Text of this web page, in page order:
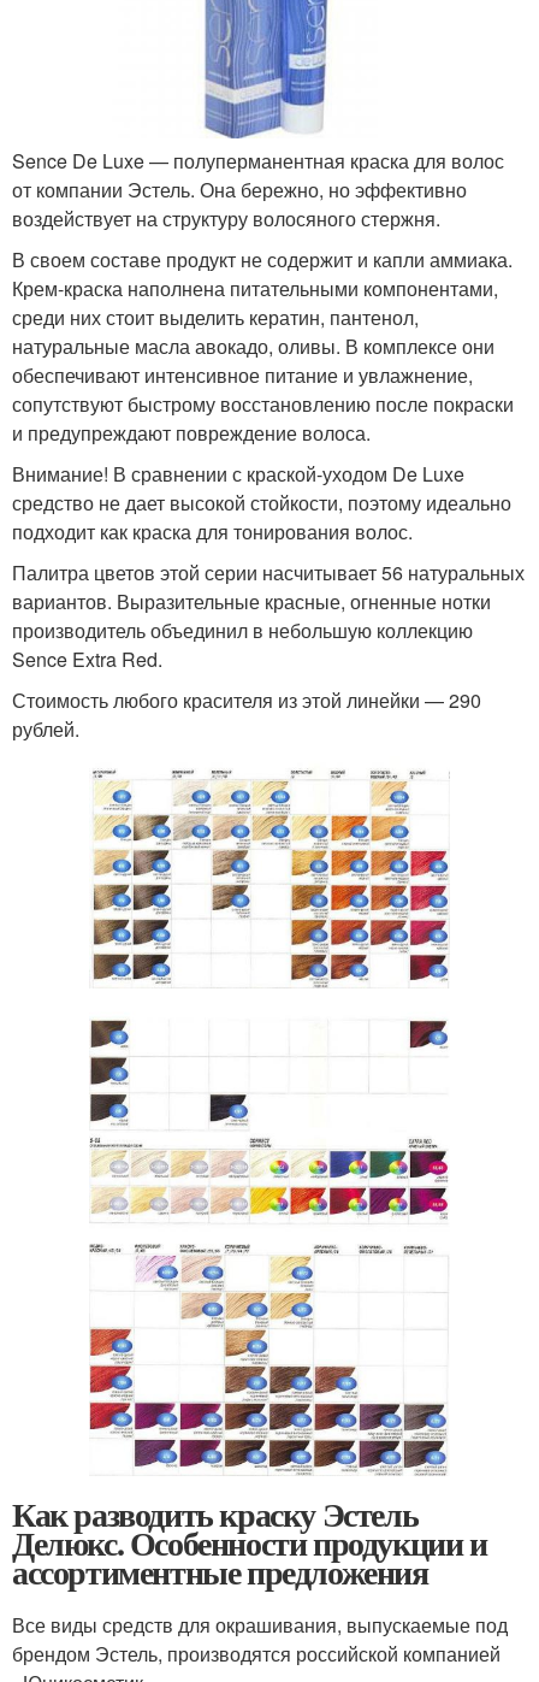
Sence De Luxe — полуперманентная краска для волос
от компании Эстель. Она бережно, но эффективно
воздействует на структуру волосяного стержня.
В своем составе продукт не содержит и капли аммиака.
Крем-краска наполнена питательными компонентами,
среди них стоит выделить кератин, пантенол,
натуральные масла авокадо, оливы. В комплексе они
обеспечивают интенсивное питание и увлажнение,
сопутствуют быстрому восстановлению после покраски
и предупреждают повреждение волоса.
Внимание! В сравнении с краской-уходом De Luxe
средство не дает высокой стойкости, поэтому идеально
подходит как краска для тонирования волос.
Палитра цветов этой серии насчитывает 56 натуральных
вариантов. Выразительные красные, огненные нотки
производитель объединил в небольшую коллекцию
Sence Extra Red.
Стоимость любого красителя из этой линейки — 290
рублей.
Как разводить краску Эстель
Делюкс. Особенности продукции и
ассортиментные предложения
Все виды средств для окрашивания, выпускаемые под
брендом Эстель, производятся российской компанией